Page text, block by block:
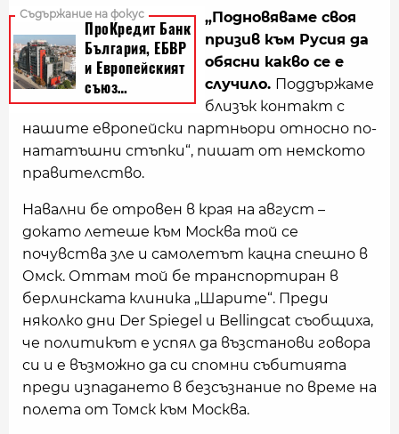
„Подновяваме своя
призив към Русия да
обясни какво се е
случило. Поддържаме
близък контакт с
нашите европейски партньори относно по-
нататъшни стъпки“, пишат от немското
правителство.
Навални бе отровен в края на август –
докато летеше към Москва той се
почувства зле и самолетът кацна спешно в
Омск. Оттам той бе транспортиран в
берлинската клиника „Шарите“. Преди
няколко дни Der Spiegel и Bellingcat съобщиха,
че политикът е успял да възстанови говора
си и e възможно да си спомни събитията
преди изпадането в безсъзнание по време на
полета от Томск към Москва.